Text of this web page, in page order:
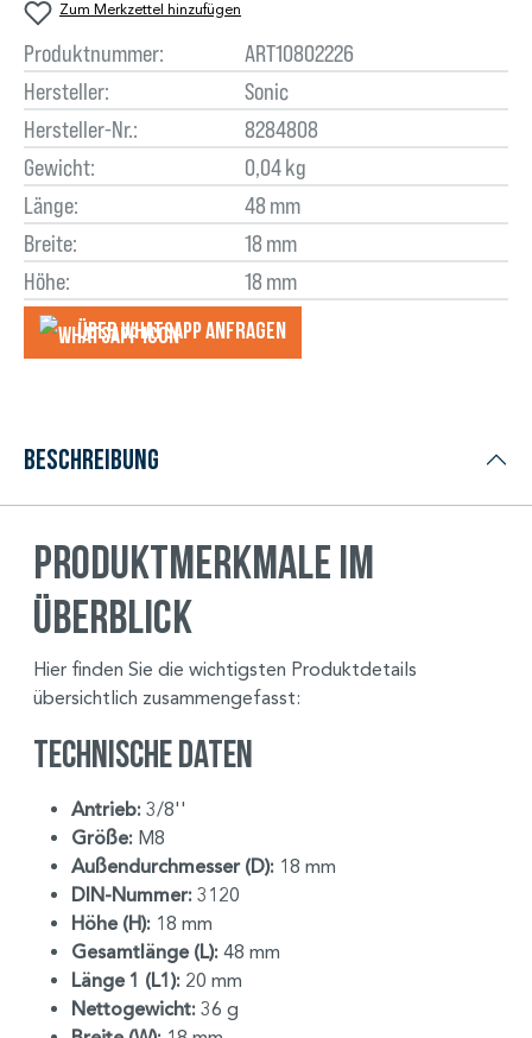
Zum Merkzettel hinzufügen
Produktnummer:
ART10802226
Hersteller:
Sonic
Hersteller-Nr.:
8284808
Gewicht:
0,04 kg
Länge:
48 mm
Breite:
18 mm
Höhe:
18 mm
Über WhatsApp anfragеn
Beschreibung
Produktmerkmale im
Überblick
Hier finden Sie die wichtigsten Produktdetails
übersichtlich zusammengefasst:
Technische Daten
Antrieb: 3/8''
Größe: M8
Außendurchmesser (D): 18 mm
DIN-Nummer: 3120
Höhe (H): 18 mm
Gesamtlänge (L): 48 mm
Länge 1 (L1): 20 mm
Nettogewicht: 36 g